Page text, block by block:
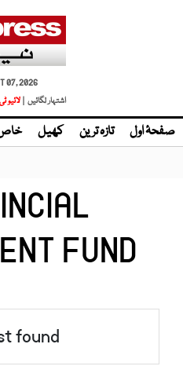
07, 2026
اشتہار لگائیں | لائیو
صفحۂ اول تازہ ترین کھیل
FUND
found